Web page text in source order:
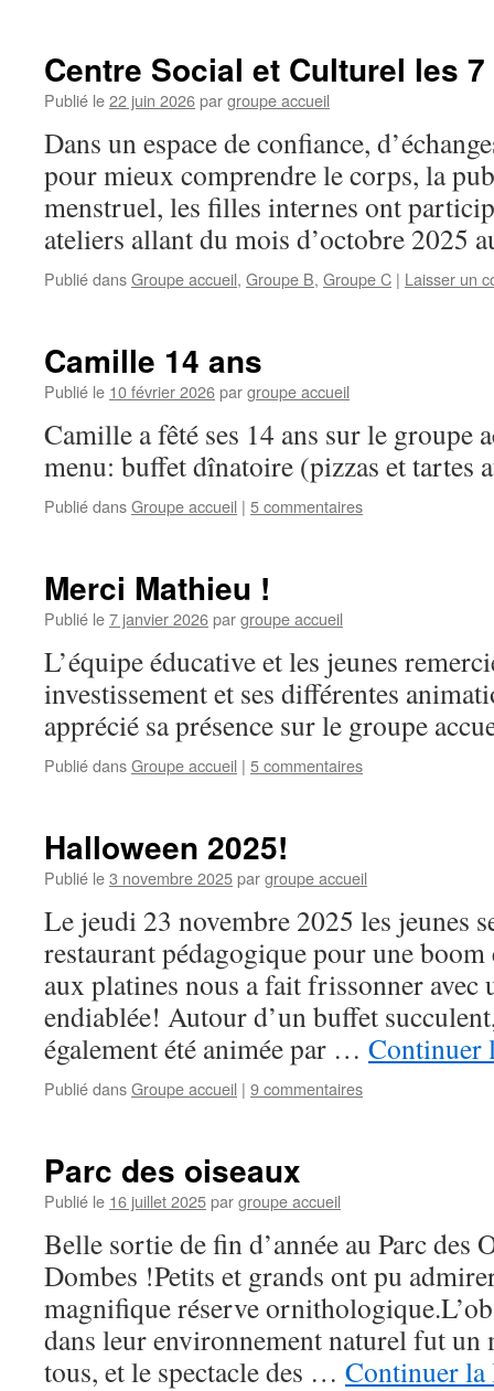
Centre Social et Culturel les
Publié le22 juin 2026pargroupe accueil
Dans un espace de confiance,
pour mieux comprendre le corps, la
menstruel, les filles internes ont
ateliers allant du mois d’octobre 2025
Publié dansGroupe accueil, Groupe B, Groupe C | Laisser un
Camille 14 ans
Publié le 10 février 2026pargroupe accueil
Camille a fêté ses 14 ans sur le groupe
menu: buffet dînatoire (pizzas et tartes
Publié dansGroupe accueil | 5 commentaires
Merci Mathieu !
Publié le7 janvier 2026pargroupe accueil
L’équipe éducative et les jeunes
investissement et ses différentes
apprécié sa présence sur le groupe
Publié dansGroupe accueil | 5 commentaires
Halloween 2025!
Publié le3 novembre 2025pargroupe accueil
Le jeudi 23 novembre 2025 les jeunes
restaurant pédagogique pour une
aux platines nous a fait frissonner avec
endiablée! Autour d’un buffet
également été animée par … Continuer
Publié dansGroupe accueil | 9 commentaires
Parc des oiseaux
Publié le 16 juillet 2025pargroupe accueil
Belle sortie de fin d’année au Parc des
Dombes !Petits et grands ont pu
magnifique réserve
dans leur environnement naturel fut un
tous, et le spectacle des … Continuer